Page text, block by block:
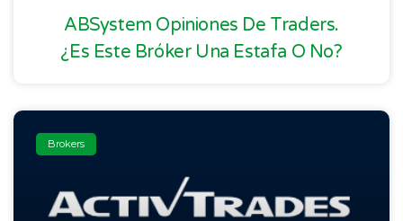
ABSystem Opiniones De Traders.
¿Es Este Bróker Una Estafa O No?
Brokers